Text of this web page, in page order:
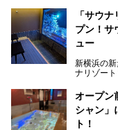
「サウ
プン！サ
ュー
新横浜の
ナリゾー
す。サウ
ペースの過
常の疲れ
は必見です
オープン
シャン」
ト！